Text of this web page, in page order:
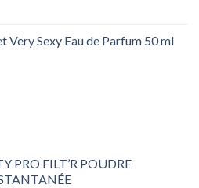
Very Sexy Eau de Parfum 50 ml
PRO FILT’R POUDRE